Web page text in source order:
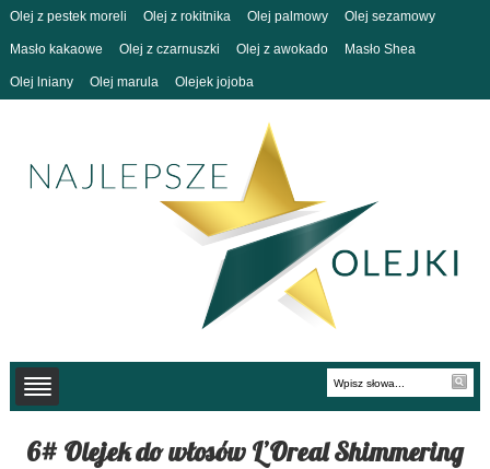
Olej z pestek moreli Olej z rokitnika Olej palmowy Olej sezamowy
Masło kakaowe Olej z czarnuszki Olej z awokado Masło Shea
Olej lniany Olej marula Olejek jojoba
6# Olejek do włosów L’Oreal Shimmering